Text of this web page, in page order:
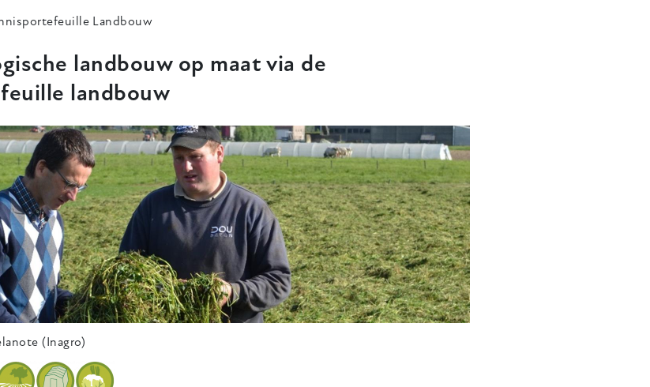
Landbouw
landbouw op maat via de
landbouw
(Inagro)